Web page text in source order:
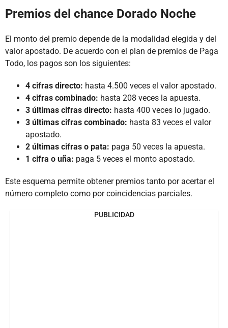
Premios del chance Dorado Noche
El monto del premio depende de la modalidad elegida y del
valor apostado. De acuerdo con el plan de premios de Paga
Todo, los pagos son los siguientes:
4 cifras directo: hasta 4.500 veces el valor apostado.
4 cifras combinado: hasta 208 veces la apuesta.
3 últimas cifras directo: hasta 400 veces lo jugado.
3 últimas cifras combinado: hasta 83 veces el valor
apostado.
2 últimas cifras o pata: paga 50 veces la apuesta.
1 cifra o uña: paga 5 veces el monto apostado.
Este esquema permite obtener premios tanto por acertar el
número completo como por coincidencias parciales.
PUBLICIDAD